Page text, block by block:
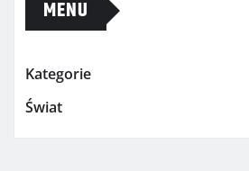
MENU
Kategorie
Świat